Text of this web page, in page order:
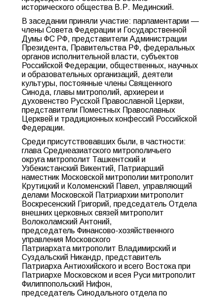
исторического общества В.Р. Мединский.
В заседании приняли участие: парламентарии —
члены Совета Федерации и Государственной
Думы ФС РФ, представители Администрации
Президента, Правительства РФ, федеральных
органов исполнительной власти, субъектов
Российской Федерации, общественных, научных
и образовательных организаций, деятели
культуры, постоянные члены Священного
Синода, главы митрополий, архиереи и
духовенство Русской Православной Церкви,
представители Поместных Православных
Церквей и традиционных конфессий Российской
Федерации.
Среди присутствовавших были, в частности:
глава Среднеазиатского митрополичьего
округа митрополит Ташкентский и
Узбекистанский Викентий, Патриарший
наместник Московской митрополии митрополит
Крутицкий и Коломенский Павел, управляющий
делами Московской Патриархии митрополит
Воскресенский Григорий, председатель Отдела
внешних церковных связей митрополит
Волоколамский Антоний,
председатель Финансово-хозяйственного
управления Московского
Патриархата митрополит Владимирский и
Суздальский Никандр, представитель
Патриарха Антиохийского и всего Востока при
Патриархе Московском и всея Руси митрополит
Филиппопольский Нифон,
председатель Синодального отдела по